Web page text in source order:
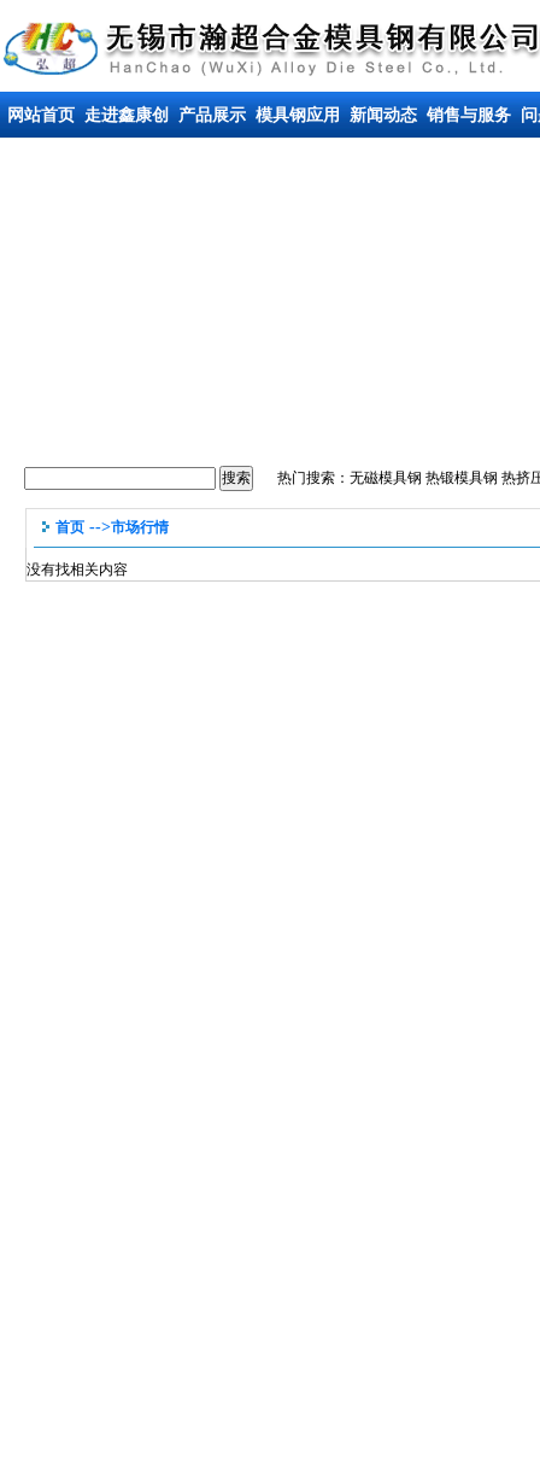
网站首页 走进鑫康创 产品展示 模具钢应用 新闻动态 销售与服务
热门搜索： 无磁模具钢 热锻模具钢 热挤
首页 -->市场行情
没有找相关内容